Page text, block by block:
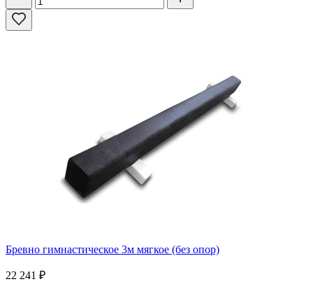
Бревно гимнастическое 3м мягкое (без опор)
22 241 ₽